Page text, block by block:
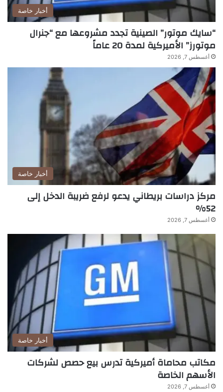
أخبار خاصة
“سايك موتور” الصينية تجدد مشروعها مع “جنرال
موتورز” الأميركية لمدة 20 عاماً
أغسطس 7, 2026
أخبار خاصة
مركز دراسات بريطاني يدعو لرفع ضريبة الدخل إلى
52%
أغسطس 7, 2026
أخبار خاصة
مكاتب محاماة أميركية تدرس بيع حصص لشركات
الأسهم الخاصة
أغسطس 7, 2026